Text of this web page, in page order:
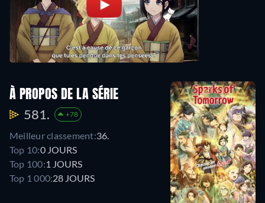
À PROPOS DE LA SÉRIE
581. +78
Meilleur classement:36.
Top 10:0 JOURS
Top 100:1 JOURS
Top 1 000:28 JOURS